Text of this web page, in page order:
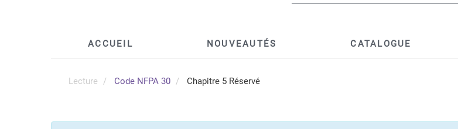
ACCUEIL NOUVEAUTÉS CATALOGUE
Lecture Code NFPA 30 Chapitre 5 Réservé